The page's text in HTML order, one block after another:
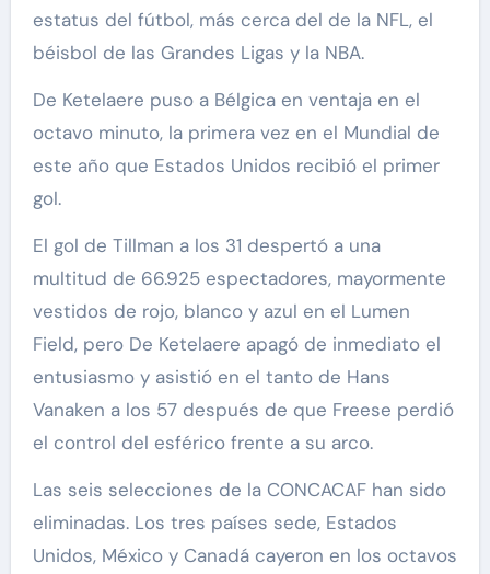
estatus del fútbol, más cerca del de la NFL, el
béisbol de las Grandes Ligas y la NBA.
De Ketelaere puso a Bélgica en ventaja en el
octavo minuto, la primera vez en el Mundial de
este año que Estados Unidos recibió el primer
gol.
El gol de Tillman a los 31 despertó a una
multitud de 66.925 espectadores, mayormente
vestidos de rojo, blanco y azul en el Lumen
Field, pero De Ketelaere apagó de inmediato el
entusiasmo y asistió en el tanto de Hans
Vanaken a los 57 después de que Freese perdió
el control del esférico frente a su arco.
Las seis selecciones de la CONCACAF han sido
eliminadas. Los tres países sede, Estados
Unidos, México y Canadá cayeron en los octavos